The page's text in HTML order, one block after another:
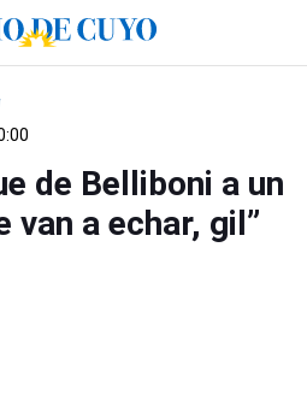
de Belliboni a un
van a echar, gil”